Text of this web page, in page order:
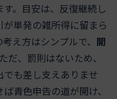
。目安は、反復継続し
単発の雑所得に留まら
え方はシンプルで、 開
だ、罰則はないため、
も差し支えありませ
青色申告の道が開け、